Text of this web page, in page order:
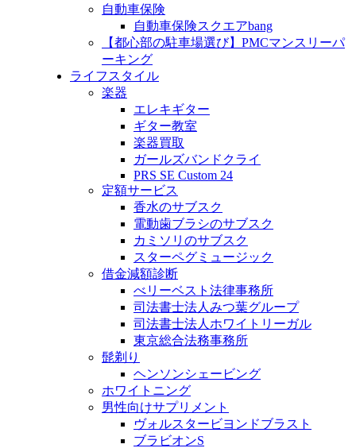
自動車保険
自動車保険スクエアbang
【都心部の駐車場選び】PMCマンスリーパ
ーキング
ライフスタイル
楽器
エレキギター
ギター教室
楽器買取
ガールズバンドクライ
PRS SE Custom 24
定額サービス
香水のサブスク
電動歯ブラシのサブスク
カミソリのサブスク
スターペグミュージック
借金減額診断
べリーベスト法律事務所
司法書士法人みつ葉グループ
司法書士法人ホワイトリーガル
東京総合法務事務所
髭剃り
ヘンソンシェービング
ホワイトニング
男性向けサプリメント
ヴォルスタービヨンドブラスト
ブラビオンS